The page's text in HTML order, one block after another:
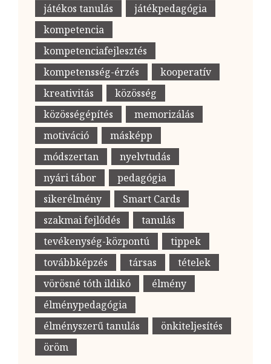
játékos tanulás
játékpedagógia
kompetencia
kompetenciafejlesztés
kompetensség-érzés
kooperatív
kreativitás
közösség
közösségépítés
memorizálás
motiváció
másképp
módszertan
nyelvtudás
nyári tábor
pedagógia
sikerélmény
Smart Cards
szakmai fejlődés
tanulás
tevékenység-központú
tippek
továbbképzés
társas
tételek
vörösné tóth ildikó
élmény
élménypedagógia
élményszerű tanulás
önkiteljesítés
öröm